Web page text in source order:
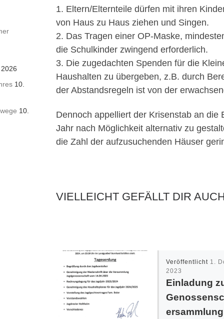
1. Eltern/Elternteile dürfen mit ihren
von Haus zu Haus ziehen und Singen.
2. Das Tragen einer OP-Maske,
die Schulkinder zwingend erforderlich.
3. Die zugedachten Spenden für die
Haushalten zu übergeben, z.B. durch
der Abstandsregeln ist von der
Dennoch appelliert der Krisenstab an
Jahr nach Möglichkeit alternativ zu
die Zahl der aufzusuchenden Häuser
VIELLEICHT GEFÄLLT DIR AUCH
Veröffentlicht 1.
2023
Einladung
10.
10.